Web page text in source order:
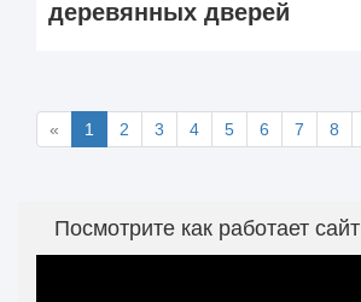
деревянных дверей
« 1 2 3 4 5 6 7 8
Посмотрите как работает сайт